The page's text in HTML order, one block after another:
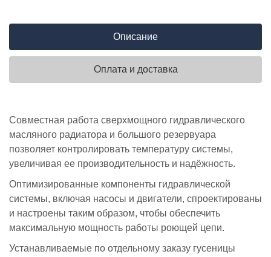
Описание
Оплата и доставка
Совместная работа сверхмощного гидравлического
масляного радиатора и большого резервуара
позволяет контролировать температуру системы,
увеличивая ее производительность и надёжность.
Оптимизированные компоненты гидравлической
системы, включая насосы и двигатели, спроектированы
и настроены таким образом, чтобы обеспечить
максимальную мощность работы роющей цепи.
Устанавливаемые по отдельному заказу гусеницы